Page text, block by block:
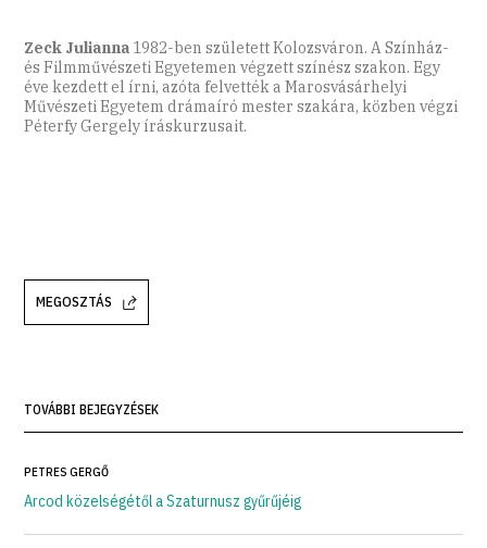
Zeck Julianna 1982-ben született Kolozsváron. A Színház-
és Filmművészeti Egyetemen végzett színész szakon. Egy
éve kezdett el írni, azóta felvették a Marosvásárhelyi
Művészeti Egyetem drámaíró mester szakára, közben végzi
Péterfy Gergely íráskurzusait.
MEGOSZTÁS
TOVÁBBI BEJEGYZÉSEK
PETRES GERGŐ
Arcod közelségétől a Szaturnusz gyűrűjéig